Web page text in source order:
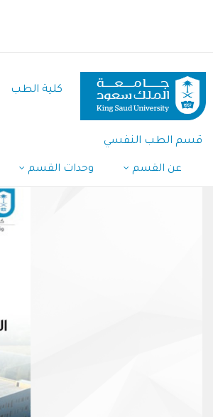
كلية الطب
قسم الطب النفسي
عن القسم وحدات القسم